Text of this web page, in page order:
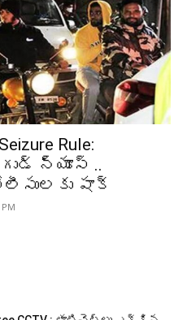
Rule:
న్యూస్ ..
షాక్